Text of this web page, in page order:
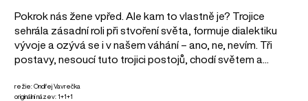
Pokrok nás žene vpřed. Ale kam to vlastně je? Trojice
sehrála zásadní roli při stvoření světa, formuje dialektiku
vývoje a ozývá se i v našem váhání – ano, ne, nevím. Tři
postavy, nesoucí tuto trojici postojů, chodí světem a...
režie: Ondřej Vavrečka
originální název: 1+1+1